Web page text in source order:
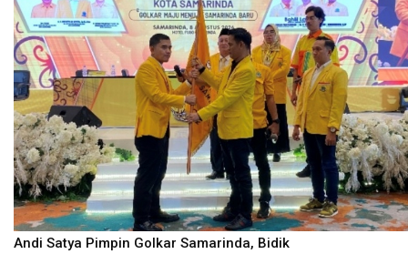
Andi Satya Pimpin Golkar Samarinda, Bidik